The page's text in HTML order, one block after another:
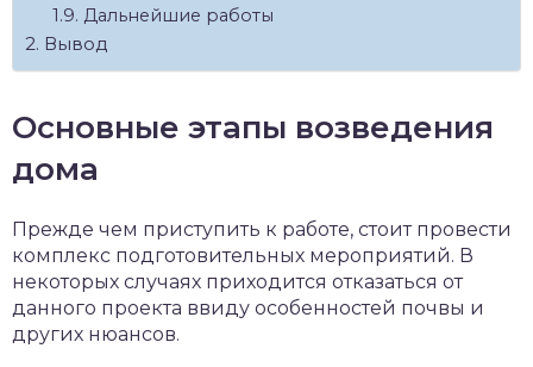
Дальнейшие работы
Вывод
Основные этапы возведения
дома
Прежде чем приступить к работе, стоит провести
комплекс подготовительных мероприятий. В
некоторых случаях приходится отказаться от
данного проекта ввиду особенностей почвы и
других нюансов.